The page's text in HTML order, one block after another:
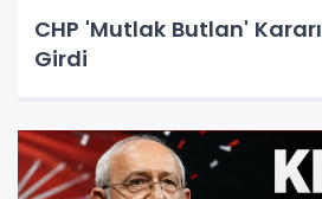
CHP 'Mutlak Butlan'
Girdi